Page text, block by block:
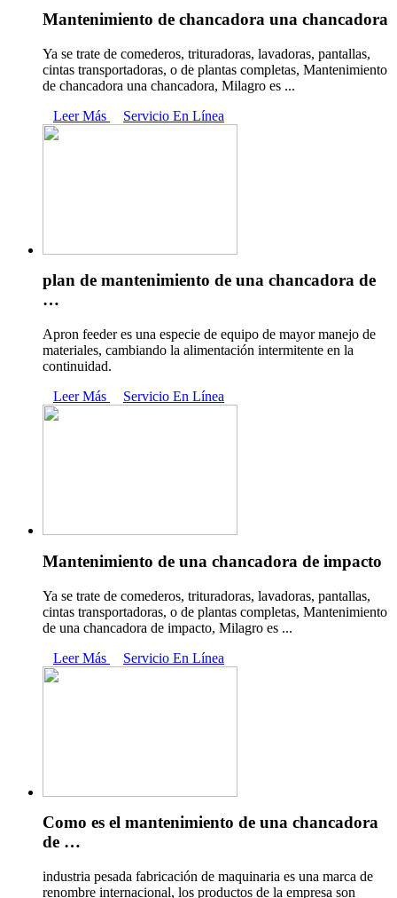
Mantenimiento de chancadora una chancadora
Ya se trate de comederos, trituradoras, lavadoras, pantallas,
cintas transportadoras, o de plantas completas, Mantenimiento
de chancadora una chancadora, Milagro es ...
Leer Más
Servicio En Línea
plan de mantenimiento de una chancadora de
…
Apron feeder es una especie de equipo de mayor manejo de
materiales, cambiando la alimentación intermitente en la
continuidad.
Leer Más
Servicio En Línea
Mantenimiento de una chancadora de impacto
Ya se trate de comederos, trituradoras, lavadoras, pantallas,
cintas transportadoras, o de plantas completas, Mantenimiento
de una chancadora de impacto, Milagro es ...
Leer Más
Servicio En Línea
Como es el mantenimiento de una chancadora
de …
industria pesada fabricación de maquinaria es una marca de
renombre internacional, los productos de la empresa son